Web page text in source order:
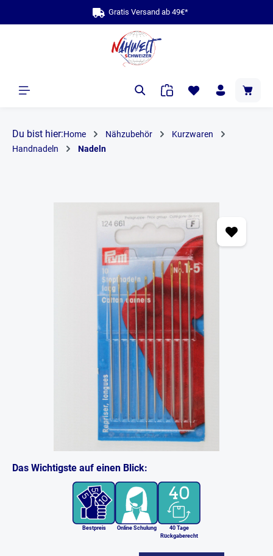
Du bist hier:Home Nähzubehör
Kurzwaren
Handnadeln
Nadeln
Das Wichtigste auf einen Blick:
Bestpreis Online Schulung
40 Tage
Rückgaberecht